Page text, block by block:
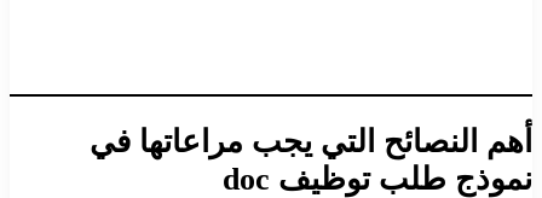
أهم النصائح التي يجب مراعاتها في
نموذج طلب توظيف doc